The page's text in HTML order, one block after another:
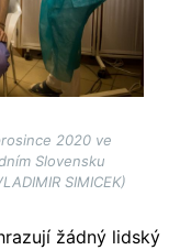
2020 ve
Slovensku
SIMICEK)
žádný lidský